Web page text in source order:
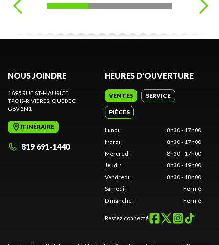
NOUS JOINDRE
1695 RUE ST-MAURICE
TROIS-RIVIÈRES , QUÉBEC
G8V 2N1
ITINÉRAIRE
819 691-1440
HEURES D'OUVERTURE
VENTES SERVICE
PIÈCES
Lundi:
8h30 - 17h00
Mardi:
8h30 - 17h00
Mercredi:
8h30 - 17h00
Jeudi:
8h30 - 19h00
Vendredi:
8h30 - 18h00
Samedi:
Fermé
Dimanche: Fermé
Restez connecté